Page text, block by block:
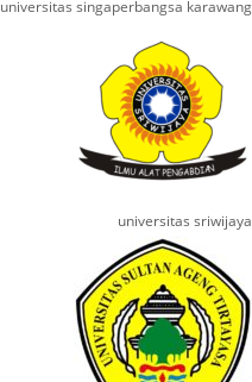
universitas singaperbangsa karawang
universitas sriwijaya